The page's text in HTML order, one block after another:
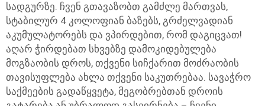
სადგურზე. ჩვენ გთავაზობთ გამძლე მართვას,
სტაბილურ 4 კოლოფიან ბაზებს, გრძელვადიან
აკუმულატორებს და ვპირდებით, რომ დაგიცვათ!
აღარ ჭირდებათ სხვებზე დამოკიდებულება
მოგზაობის დროს, თქვენი სიჩქარით მოძრაობის
თავისუფლება ახლა თქვენი საკუთრებაა. სავაჭრო
საქმეების გადაწყვეტა, მეგობრებთან დროის